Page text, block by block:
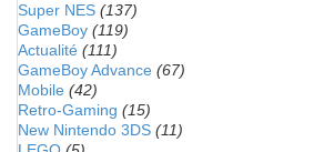
Super NES (137)
GameBoy (119)
Actualité (111)
GameBoy Advance (67)
Mobile (42)
Retro-Gaming (15)
New Nintendo 3DS (11)